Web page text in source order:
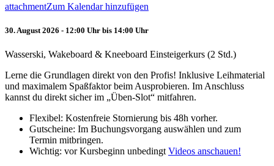
attachmentZum Kalendar hinzufügen
30. August 2026 - 12:00 Uhr bis 14:00 Uhr
Wasserski, Wakeboard & Kneeboard Einsteigerkurs (2 Std.)
Lerne die Grundlagen direkt von den Profis! Inklusive Leihmaterial
und maximalem Spaßfaktor beim Ausprobieren. Im Anschluss
kannst du direkt sicher im „Üben-Slot“ mitfahren.
Flexibel: Kostenfreie Stornierung bis 48h vorher.
Gutscheine: Im Buchungsvorgang auswählen und zum
Termin mitbringen.
Wichtig: vor Kursbeginn unbedingt Videos anschauen!